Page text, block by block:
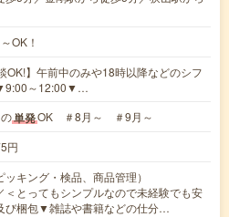
OK！
OK!】午前中のみや18時以降などのシフ
～12:00▼…
単発OK ＃8月～ ＃9月～
円
キング・検品、商品管理）
＜とってもシンプルなので未経験でも安
び梱包▼雑誌や書籍などの仕分…